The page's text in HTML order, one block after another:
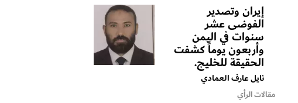
إيران وتصدير
الفوضى عشر
سنوات في اليمن
وأربعون يوماً كشفت
الحقيقة للخليج.
نايل عارف العمادي
مقالات الرأي